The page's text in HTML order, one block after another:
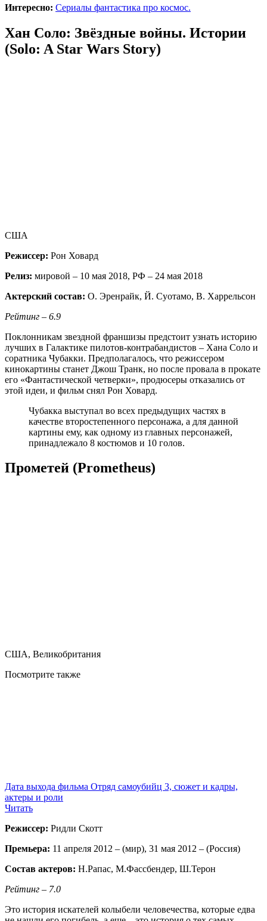
Интересно: Сериалы фантастика про космос.
Хан Соло: Звёздные войны. Истории
(Solo: A Star Wars Story)
США
Режиссер: Рон Ховард
Релиз: мировой – 10 мая 2018, РФ – 24 мая 2018
Актерский состав: О. Эренрайк, Й. Суотамо, В. Харрельсон
Рейтинг – 6.9
Поклонникам звездной франшизы предстоит узнать историю
лучших в Галактике пилотов-контрабандистов – Хана Соло и
соратника Чубакки. Предполагалось, что режиссером
кинокартины станет Джош Транк, но после провала в прокате
его «Фантастической четверки», продюсеры отказались от
этой идеи, и фильм снял Рон Ховард.
Чубакка выступал во всех предыдущих частях в
качестве второстепенного персонажа, а для данной
картины ему, как одному из главных персонажей,
принадлежало 8 костюмов и 10 голов.
Прометей (Prometheus)
США, Великобритания
Посмотрите также
Дата выхода фильма Отряд самоубийц 3, сюжет и кадры,
актеры и роли
Читать
Режиссер: Ридли Скотт
Премьера: 11 апреля 2012 – (мир), 31 мая 2012 – (Россия)
Состав актеров: Н.Рапас, М.Фассбендер, Ш.Терон
Рейтинг – 7.0
Это история искателей колыбели человечества, которые едва